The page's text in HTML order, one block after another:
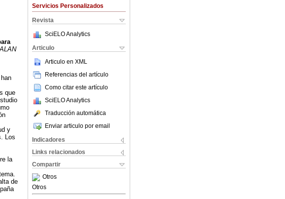
Servicios Personalizados
Revista
SciELO Analytics
Articulo
Articulo en XML
Referencias del artículo
Como citar este artículo
SciELO Analytics
Traducción automática
Enviar articulo por email
Indicadores
Links relacionados
Compartir
Otros
Otros
que
y
Los
la
de